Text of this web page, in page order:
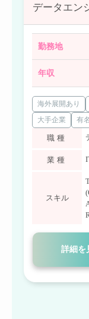
データエン
勤務地
年収
海外展開あり
大手企業
有
職種
業種
スキル
詳細を